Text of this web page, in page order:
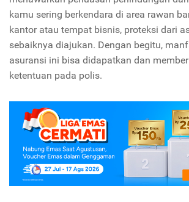
kamu sering berkendara di area rawan
kantor atau tempat bisnis, proteksi dari
sebaiknya diajukan. Dengan begitu,
asuransi ini bisa didapatkan dan
ketentuan pada polis.